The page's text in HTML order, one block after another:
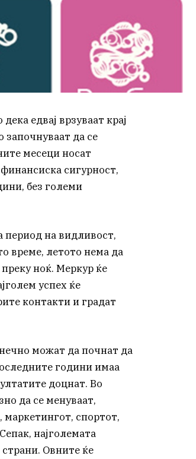
едвај врзуваат крај
започнуваат да се
месеци носат
сигурност,
без големи
период на видливост,
време, летото нема да
ноќ. Меркур ќе
успех ќе
контакти и градат
можат да почнат да
години имаа
доцнат. Во
да се менуваат,
маркетингот, спортот,
најголемата
Овните ќе